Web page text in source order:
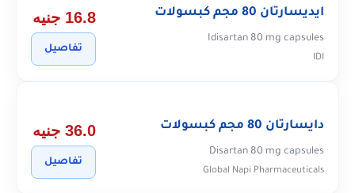
ايديسارتان 80 مجم كبسولات
Idisartan 80 mg capsules
IDI
16.8 جنيه
تفاصيل
دايسارتان 80 مجم كبسولات
Disartan 80 mg capsules
Global Napi Pharmaceuticals
36.0 جنيه
تفاصيل